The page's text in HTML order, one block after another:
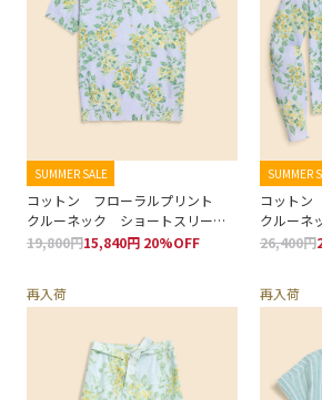
SUMMER SALE
コットン フローラルプリント
クルーネック ショートスリーブ
セーター
19,800円15,840円 20%OFF
SUMMER
コット
クルーネ
26,400円
再入荷 再入荷